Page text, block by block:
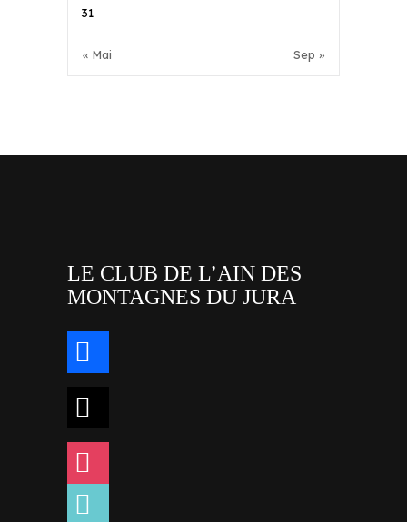
« Mai Sep »
31
LE CLUB DE L’AIN DES
MONTAGNES DU JURA
facebook
instagram
tiktok